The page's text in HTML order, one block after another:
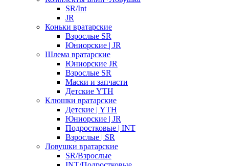
SR/Int
JR
Коньки вратарские
Взрослые SR
Юниорские | JR
Шлема вратарские
Юниорские JR
Взрослые SR
Маски и запчасти
Детские YTH
Клюшки вратарские
Детские | YTH
Юниорские | JR
Подростковые | INT
Взрослые | SR
Ловушки вратарские
SR/Взрослые